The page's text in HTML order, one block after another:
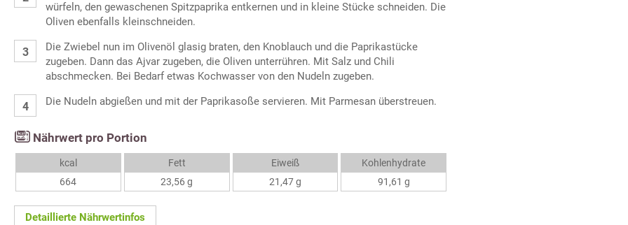
würfeln, den gewaschenen Spitzpaprika entkernen und in kleine Stücke schneiden. Die
Oliven ebenfalls kleinschneiden.
Die Zwiebel nun im Olivenöl glasig braten, den Knoblauch und die Paprikastücke
zugeben. Dann das Ajvar zugeben, die Oliven unterrühren. Mit Salz und Chili
abschmecken. Bei Bedarf etwas Kochwasser von den Nudeln zugeben.
Die Nudeln abgießen und mit der Paprikasoße servieren. Mit Parmesan überstreuen.
Nährwert pro Portion
kcal
664
Fett
23,56 g
Eiweiß
21,47 g
Kohlenhydrate
91,61 g
Detaillierte Nährwertinfos